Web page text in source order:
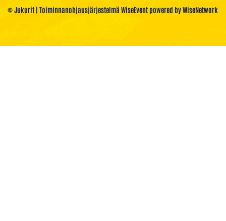
© Jukurit | Toiminnanohjausjärjestelmä WiseEventpowered byWiseNetwork